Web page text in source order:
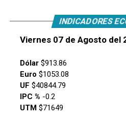
INDICADORES
Viernes 07 de Agosto del
Dólar$913.86
Euro $1053.08
UF $40844.79
IPC % -0.2
UTM$71649